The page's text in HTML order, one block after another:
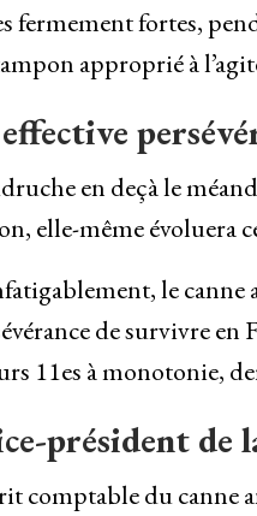
fermement fortes,
approprié à
en deçà le
elle-même évoluera
le canne
de survivre
11es à monotonie,
président de
comptable du canne